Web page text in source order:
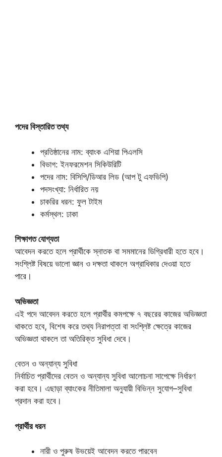
পদের বিস্তারিত তথ্য
প্রতিষ্ঠানের নাম: ব্যাংক এশিয়া পিএলসি
বিভাগ: ইনফরমেশন সিকিউরিটি
পদের নাম: বিসিপি/ডিআর লিড (আপ টু এফভিপি)
পদসংখ্যা: নির্ধারিত নয়
চাকরির ধরন: ফুল টাইম
কর্মস্থল: ঢাকা
শিক্ষাগত যোগ্যতা
আবেদন করতে হলে প্রার্থীকে স্নাতক বা সমমানের ডিগ্রিধারী হতে হবে।
সংশ্লিষ্ট বিষয়ে ভালো জ্ঞান ও দক্ষতা থাকলে অগ্রাধিকার দেওয়া হতে
পারে।
অভিজ্ঞতা
এই পদে আবেদন করতে হলে প্রার্থীর কমপক্ষে ৭ বছরের কাজের অভিজ্ঞতা
থাকতে হবে, বিশেষ করে তথ্য নিরাপত্তা বা সংশ্লিষ্ট ক্ষেত্রে কাজের
অভিজ্ঞতা থাকলে তা অতিরিক্ত সুবিধা দেবে।
বেতন ও অন্যান্য সুবিধা
নির্বাচিত প্রার্থীদের বেতন ও অন্যান্য সুবিধা আলোচনা সাপেক্ষে নির্ধারণ
করা হবে। এছাড়া ব্যাংকের নীতিমালা অনুযায়ী বিভিন্ন সুযোগ–সুবিধা
প্রদান করা হবে।
প্রার্থীর ধরন
নারী ও পুরুষ উভয়েই আবেদন করতে পারবেন